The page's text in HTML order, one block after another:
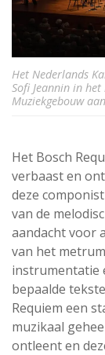
Het Nederlands
Sofi Jeannin in het
Muziekgebouw
Het Bosch
verbaast en
deze
van de
aandacht voor
van het
instrumentatie
bepaalde
Requiem een
muzikaal
ontleent en